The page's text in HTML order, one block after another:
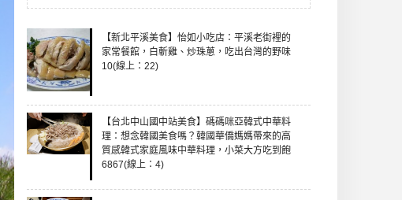
【新北平溪美食】怡如小吃店：平溪老街裡的
家常餐館，白斬雞、炒珠蔥，吃出台灣的野味
10(線上：22)
【台北中山國中站美食】碼碼咪亞韓式中華料
理：想念韓國美食嗎？韓國華僑媽媽帶來的高
質感韓式家庭風味中華料理，小菜大方吃到飽
6867(線上：4)